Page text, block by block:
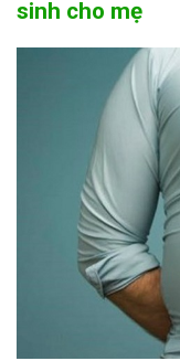
sinh cho mẹ